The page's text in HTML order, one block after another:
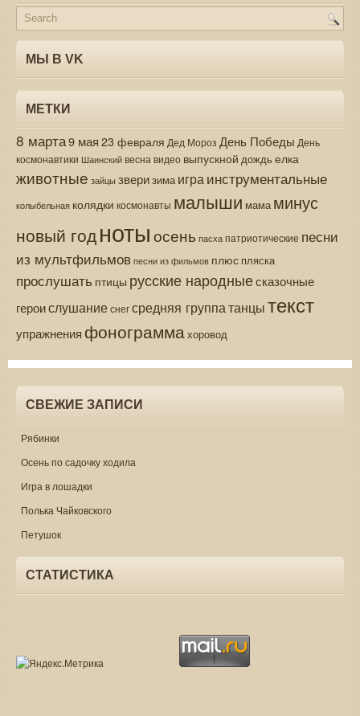
МЫ В VK
МЕТКИ
8 марта9 мая 23 февраля Дед Мороз День Победы День
космонавтики Шаинскийвеснавидео выпускной дождь елка
животные зайцы зверизима играинструментальные
колыбельная колядки космонавты малыши мама минус
новый годнотыосень пасха патриотические песни
из мультфильмов песни из фильмов плюс пляска
прослушать птицы русские народныесказочные
героислушаниеснегсредняя группатанцытекст
упражнения фонограммахоровод
СВЕЖИЕ ЗАПИСИ
Рябинки
Осень по садочку ходила
Игра в лошадки
Полька Чайковского
Петушок
СТАТИСТИКА